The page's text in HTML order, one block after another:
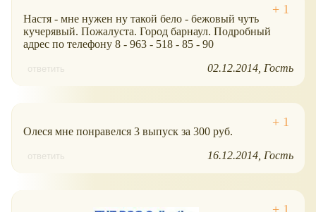
Настя - мне нужен ну такой бело - бежовый чуть
кучерявый. Пожалуста. Город барнаул. Подробный
адрес по телефону 8 - 963 - 518 - 85 - 90
ответить 02.12.2014 Гость
Олеся мне понравелся 3 выпуск за 300 руб.
ответить 16.12.2014 Гость